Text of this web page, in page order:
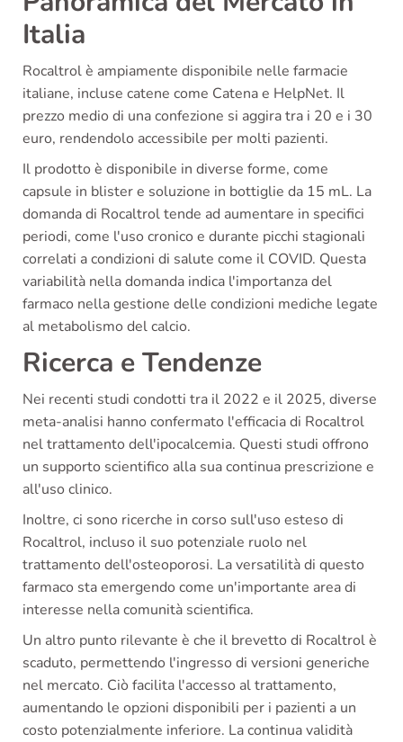
Italia
Rocaltrol è ampiamente disponibile nelle farmacie
italiane, incluse catene come Catena e HelpNet. Il
prezzo medio di una confezione si aggira tra i 20 e i 30
euro, rendendolo accessibile per molti pazienti.
Il prodotto è disponibile in diverse forme, come
capsule in blister e soluzione in bottiglie da 15 mL. La
domanda di Rocaltrol tende ad aumentare in specifici
periodi, come l'uso cronico e durante picchi stagionali
correlati a condizioni di salute come il COVID. Questa
variabilità nella domanda indica l'importanza del
farmaco nella gestione delle condizioni mediche legate
al metabolismo del calcio.
Ricerca e Tendenze
Nei recenti studi condotti tra il 2022 e il 2025, diverse
meta-analisi hanno confermato l'efficacia di Rocaltrol
nel trattamento dell'ipocalcemia. Questi studi offrono
un supporto scientifico alla sua continua prescrizione e
all'uso clinico.
Inoltre, ci sono ricerche in corso sull'uso esteso di
Rocaltrol, incluso il suo potenziale ruolo nel
trattamento dell'osteoporosi. La versatilità di questo
farmaco sta emergendo come un'importante area di
interesse nella comunità scientifica.
Un altro punto rilevante è che il brevetto di Rocaltrol è
scaduto, permettendo l'ingresso di versioni generiche
nel mercato. Ciò facilita l'accesso al trattamento,
aumentando le opzioni disponibili per i pazienti a un
costo potenzialmente inferiore. La continua validità